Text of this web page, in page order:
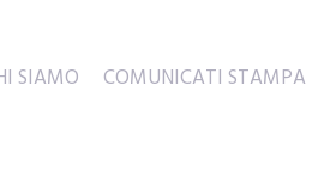
SIAMO COMUNICATI STAMPA